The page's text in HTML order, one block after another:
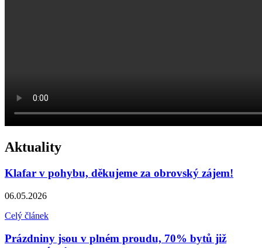
Aktuality
Klafar v pohybu, děkujeme za obrovský zájem!
06.05.2026
Celý článek
Prázdniny jsou v plném proudu, 70% bytů již